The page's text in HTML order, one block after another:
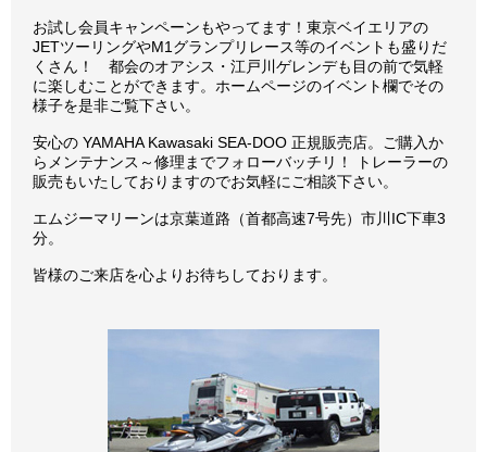
お試し会員キャンペーンもやってます！東京ベイエリアの
JETツーリングやM1グランプリレース等のイベントも盛りだ
くさん！ 都会のオアシス・江戸川ゲレンデも目の前で気軽
に楽しむことができます。ホームページのイベント欄でその
様子を是非ご覧下さい。
安心の YAMAHA Kawasaki SEA-DOO 正規販売店。ご購入か
らメンテナンス～修理までフォローバッチリ！ トレーラーの
販売もいたしておりますのでお気軽にご相談下さい。
エムジーマリーンは京葉道路（首都高速7号先）市川IC下車3
分。
皆様のご来店を心よりお待ちしております。